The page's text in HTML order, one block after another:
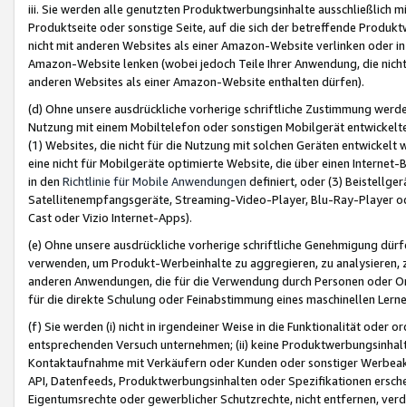
iii. Sie werden alle genutzten Produktwerbungsinhalte ausschließlich
Produktseite oder sonstige Seite, auf die sich der betreffende
nicht mit anderen Websites als einer Amazon-Website verlinken oder
Amazon-Website lenken (wobei jedoch Teile Ihrer Anwendung, die
anderen Websites als einer Amazon-Website enthalten dürfen).
(d) Ohne unsere ausdrückliche vorherige schriftliche Zustimmung
Nutzung mit einem Mobiltelefon oder sonstigen Mobilgerät
(1) Websites, die nicht für die Nutzung mit solchen Geräten
eine nicht für Mobilgeräte optimierte Website, die über einen
in den Richtlinie für Mobile Anwendungen definiert, oder (3)
Satellitenempfangsgeräte, Streaming-Video-Player, Blu-Ray-Player
Cast oder Vizio Internet-Apps).
(e) Ohne unsere ausdrückliche vorherige schriftliche Genehmigung
verwenden, um Produkt-Werbeinhalte zu aggregieren, zu
anderen Anwendungen, die für die Verwendung durch Personen
für die direkte Schulung oder Feinabstimmung eines maschinellen
(f) Sie werden (i) nicht in irgendeiner Weise in die Funktionalität oder
entsprechenden Versuch unternehmen; (ii) keine
Kontaktaufnahme mit Verkäufern oder Kunden oder sonstiger
API, Datenfeeds, Produktwerbungsinhalten oder Spezifikationen
Eigentumsrechte oder gewerblicher Schutzrechte, nicht entfernen,